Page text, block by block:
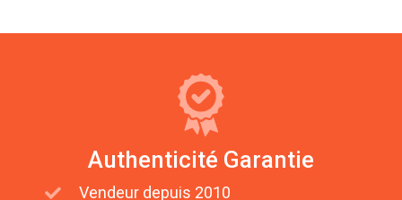
Authenticité Garantie
Vendeur depuis 2010